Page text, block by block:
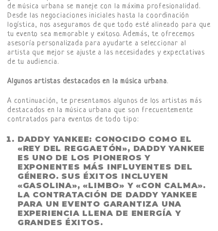
de música urbana se maneje con la máxima profesionalidad.
Desde las negociaciones iniciales hasta la coordinación
logística, nos aseguramos de que todo esté alineado para que
tu evento sea memorable y exitoso. Además, te ofrecemos
asesoría personalizada para ayudarte a seleccionar al
artista que mejor se ajuste a las necesidades y expectativas
de tu audiencia.
Algunos artistas destacados en la música urbana.
A continuación, te presentamos algunos de los artistas más
destacados en la música urbana que son frecuentemente
contratados para eventos de todo tipo:
DADDY YANKEE: CONOCIDO COMO EL
«REY DEL REGGAETÓN», DADDY YANKEE
ES UNO DE LOS PIONEROS Y
EXPONENTES MÁS INFLUYENTES DEL
GÉNERO. SUS ÉXITOS INCLUYEN
«GASOLINA», «LIMBO» Y «CON CALMA».
LA CONTRATACIÓN DE DADDY YANKEE
PARA UN EVENTO GARANTIZA UNA
EXPERIENCIA LLENA DE ENERGÍA Y
GRANDES ÉXITOS.